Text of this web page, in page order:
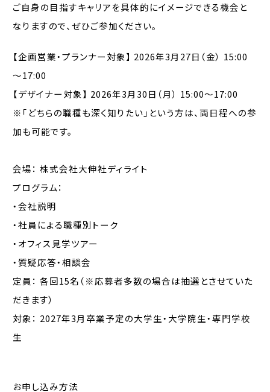
ご自身の目指すキャリアを具体的にイメージできる機会と
なりますので、ぜひご参加ください。
【企画営業・プランナー対象】 2026年3月27日（金） 15:00
～17:00
【デザイナー対象】 2026年3月30日（月） 15:00～17:00
※「どちらの職種も深く知りたい」という方は、両日程への参
加も可能です。
会場： 株式会社大伸社ディライト
プログラム：
・会社説明
・社員による職種別トーク
・オフィス見学ツアー
・質疑応答・相談会
定員： 各回15名（※応募者多数の場合は抽選とさせていた
だきます）
対象： 2027年3月卒業予定の大学生・大学院生・専門学校
生
お申し込み方法